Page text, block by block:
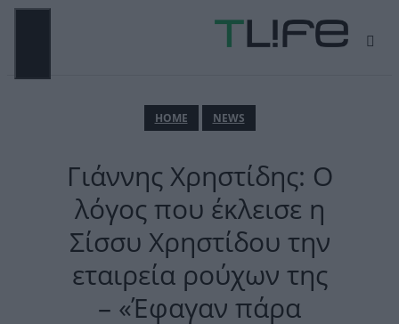
Μετάβαση
ΗΟΜΕ NEWS
Γιάννης Χρηστίδης: Ο
λόγος που έκλεισε η
Σίσσυ Χρηστίδου την
εταιρεία ρούχων της
– «Έφαγαν πάρα